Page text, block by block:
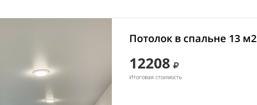
Потолок в спальне 13 м2
12208
Итоговая стоимость